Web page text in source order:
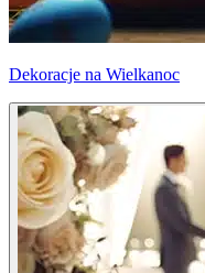
Dekoracje na Wielkanoc